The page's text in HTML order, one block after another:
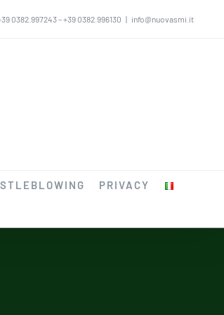
0382.997243 – +39 0382.996130 | info@nuovasmi.it
PRIVACY